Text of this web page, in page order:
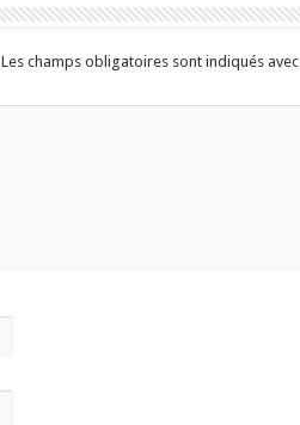
Les champs obligatoires sont indiqués avec